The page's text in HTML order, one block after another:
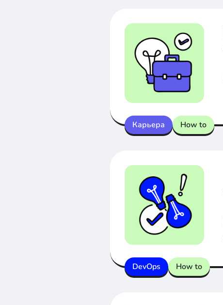
Карьера How to
DevOps How to